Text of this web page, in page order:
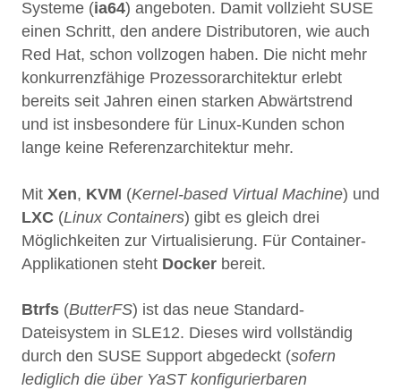
Systeme (ia64) angeboten. Damit vollzieht SUSE
einen Schritt, den andere Distributoren, wie auch
Red Hat, schon vollzogen haben. Die nicht mehr
konkurrenzfähige Prozessorarchitektur erlebt
bereits seit Jahren einen starken Abwärtstrend
und ist insbesondere für Linux-Kunden schon
lange keine Referenzarchitektur mehr.
Mit Xen, KVM (Kernel-based Virtual Machine) und
LXC (Linux Containers) gibt es gleich drei
Möglichkeiten zur Virtualisierung. Für Container-
Applikationen steht Docker bereit.
Btrfs (ButterFS) ist das neue Standard-
Dateisystem in SLE12. Dieses wird vollständig
durch den SUSE Support abgedeckt (sofern
lediglich die über YaST konfigurierbaren